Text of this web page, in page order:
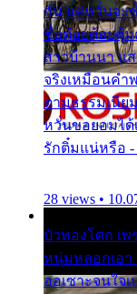
กัน แต่หวั่นจะ
ชื่อต๋อยต้อยตุ้ม
สาวบ้านนา แ
จริงเหมือนคำ
ตามธรรมเนีย
หวั่นขอยอมได้
รักติ๋มแน่หรือ -
28 views •
บัวทองโศก เ
หนุ่มหลอกเอา
ออเซาะจนใจ